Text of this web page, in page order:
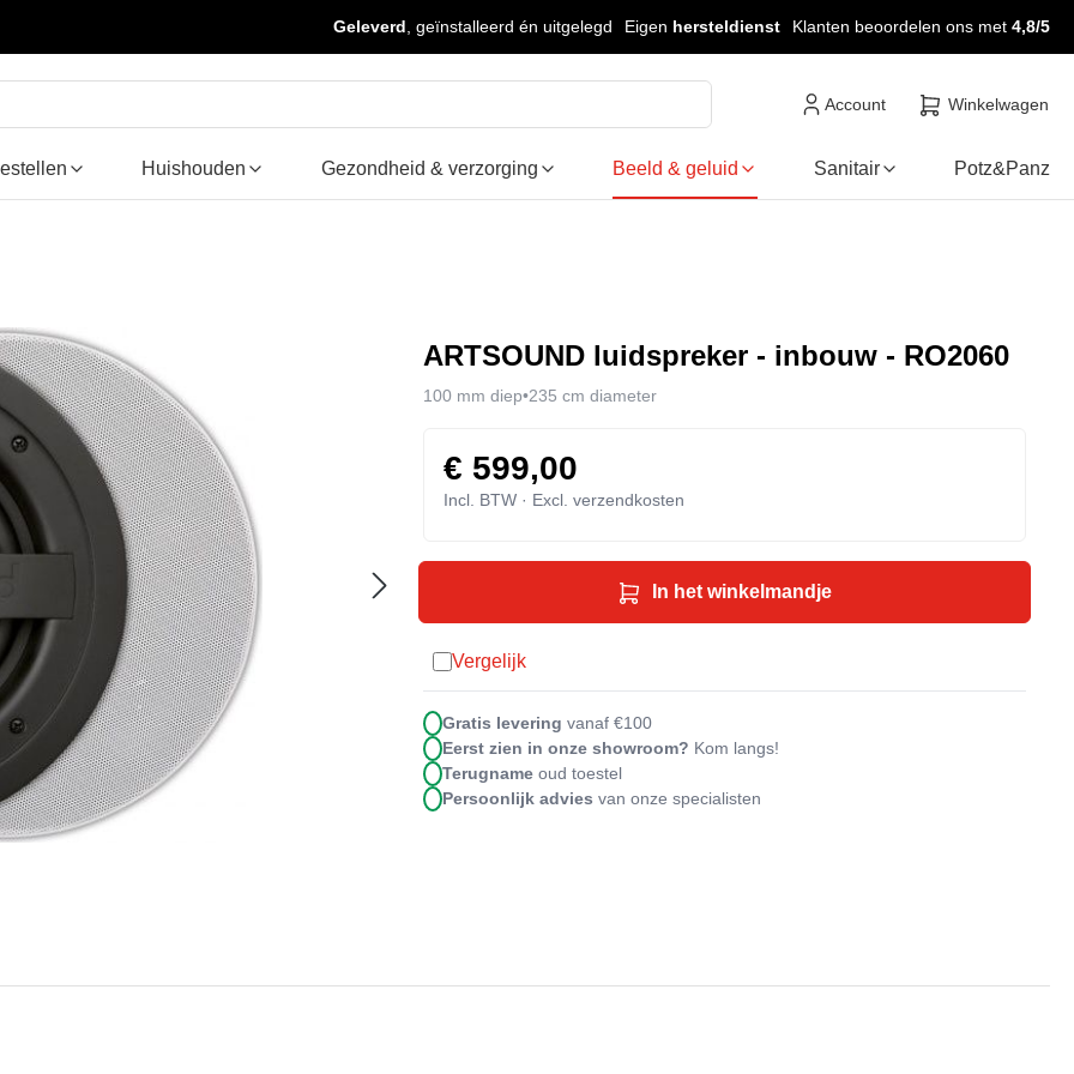
Geleverd, geïnstalleerd én uitgelegd Eigen hersteldienst Klanten beoordelen ons met4,8/5
Account Winkelwagen
Huishouden Gezondheid & verzorging Beeld & geluid Sanitair Potz&Panz
ARTSOUND luidspreker - inbouw - RO2060
100 mm diep•235 cm diameter
€ 599,00
Incl. BTW · Excl. verzendkosten
In het winkelmandje
Vergelijk
Toevoegen aan vergelijking
Gratis leveringvanaf €100
Eerst zien in onze showroom?Kom langs!
Terugnameoud toestel
Persoonlijk adviesvan onze specialisten